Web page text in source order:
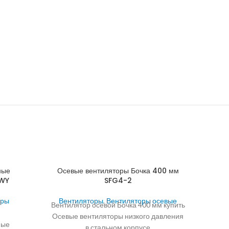
Осевые вентиляторы Бочка 400 мм
SFG4-2
Вентиляторы, Вентиляторы осевые
Вентилятор осевой Бочка 400 мм купить
Осевые вентиляторы низкого давления
в стальном корпусе